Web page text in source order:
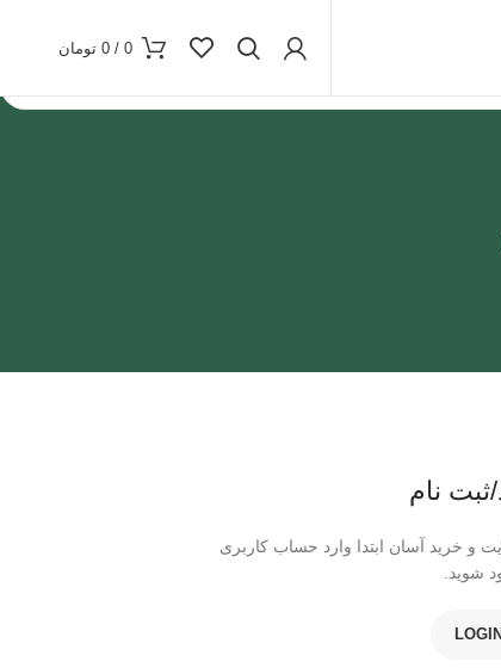
0
/
0 تومان
ثبت نام
و خرید آسان ابتدا وارد حساب کاربری
شوید.
LOGIN